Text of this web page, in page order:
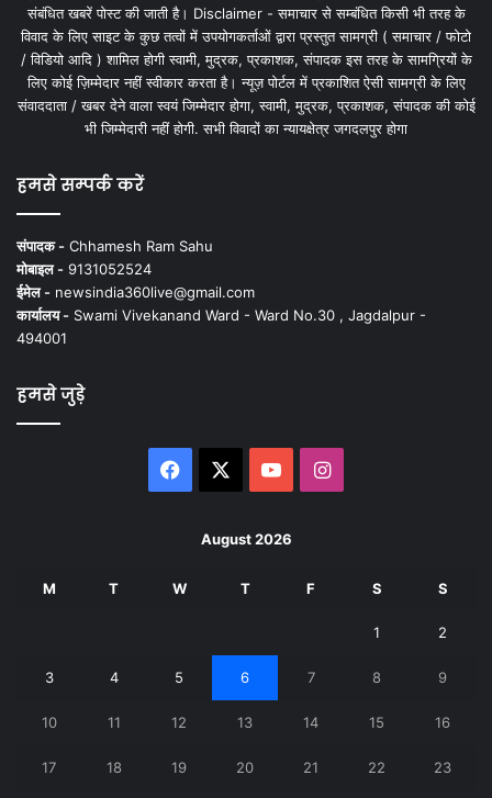
संबंधित खबरें पोस्ट की जाती है। Disclaimer - समाचार से सम्बंधित किसी भी तरह के
विवाद के लिए साइट के कुछ तत्वों में उपयोगकर्ताओं द्वारा प्रस्तुत सामग्री ( समाचार / फोटो
/ विडियो आदि ) शामिल होगी स्वामी, मुद्रक, प्रकाशक, संपादक इस तरह के सामग्रियों के
लिए कोई ज़िम्मेदार नहीं स्वीकार करता है। न्यूज़ पोर्टल में प्रकाशित ऐसी सामग्री के लिए
संवाददाता / खबर देने वाला स्वयं जिम्मेदार होगा, स्वामी, मुद्रक, प्रकाशक, संपादक की कोई
भी जिम्मेदारी नहीं होगी. सभी विवादों का न्यायक्षेत्र जगदलपुर होगा
हमसे सम्पर्क करें
संपादक - Chhamesh Ram Sahu
मोबाइल - 9131052524
ईमेल - newsindia360live@gmail.com
कार्यालय - Swami Vivekanand Ward - Ward No.30 , Jagdalpur -
494001
हमसे जुड़े
Facebook YouTubeInstagram
August 2026
M T W T F S S
1 2
3 4 5 6 7 8 9
10 11 12 13 14 15 16
17 18 19 20 21 22 23